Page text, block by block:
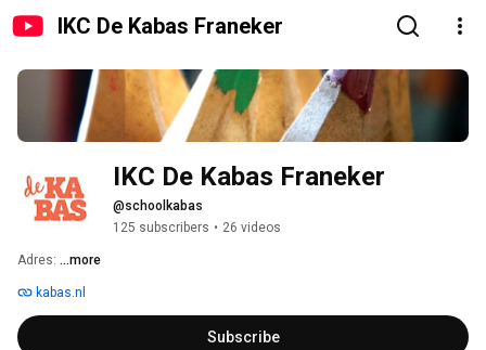
IKC De Kabas Franeker
IKC De Kabas Franeker
@schoolkabas
125 subscribers • 26 videos
Adres: ...more
kabas.nl
Subscribe